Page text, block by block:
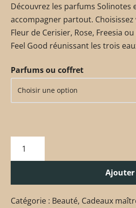
Découvrez les parfums
accompagner partout.
Fleur de Cerisier, Rose, Freesia
Feel Good réunissant les trois
Parfums ou coffret
Catégorie : Beauté, Cadeaux